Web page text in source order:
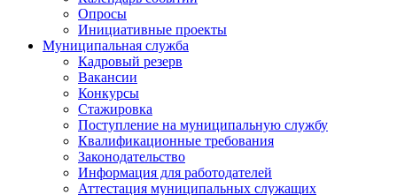
Опросы
Инициативные проекты
Муниципальная служба
Кадровый резерв
Вакансии
Конкурсы
Стажировка
Поступление на муниципальную службу
Квалификационные требования
Законодательство
Информация для работодателей
Аттестация муниципальных служащих